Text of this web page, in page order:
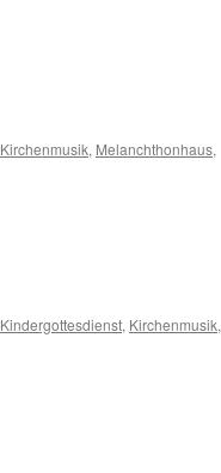
Kirchenmusik, Melanchthonhaus,
Kindergottesdienst, Kirchenmusik,